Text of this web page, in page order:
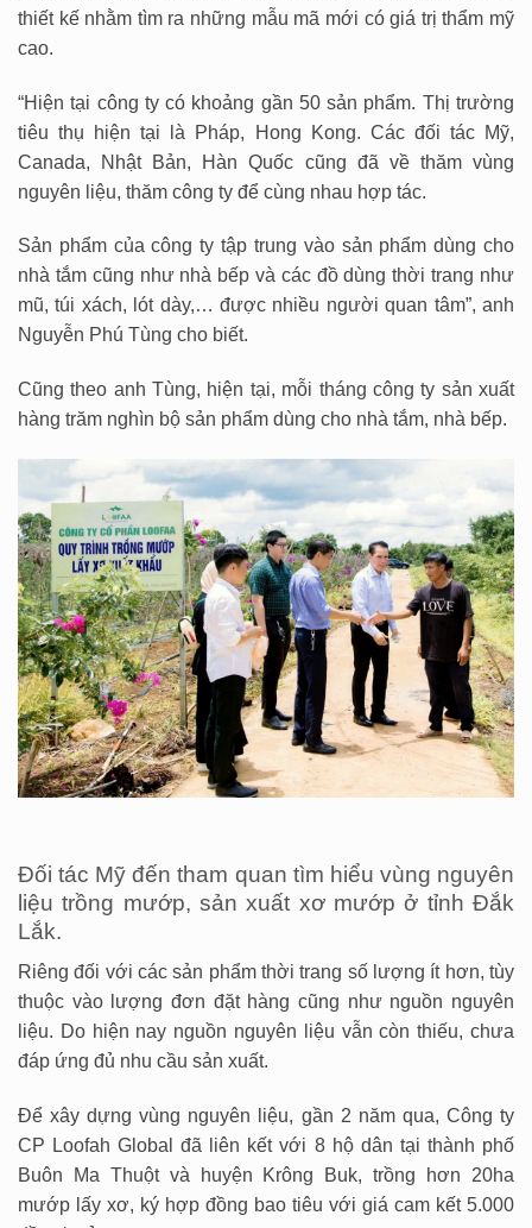
thiết kế nhằm tìm ra những mẫu mã mới có giá trị thẩm mỹ
cao.
“Hiện tại công ty có khoảng gần 50 sản phẩm. Thị trường
tiêu thụ hiện tại là Pháp, Hong Kong. Các đối tác Mỹ,
Canada, Nhật Bản, Hàn Quốc cũng đã về thăm vùng
nguyên liệu, thăm công ty để cùng nhau hợp tác.
Sản phẩm của công ty tập trung vào sản phẩm dùng cho
nhà tắm cũng như nhà bếp và các đồ dùng thời trang như
mũ, túi xách, lót dày,… được nhiều người quan tâm”, anh
Nguyễn Phú Tùng cho biết.
Cũng theo anh Tùng, hiện tại, mỗi tháng công ty sản xuất
hàng trăm nghìn bộ sản phẩm dùng cho nhà tắm, nhà bếp.
Đối tác Mỹ đến tham quan tìm hiểu vùng nguyên
liệu trồng mướp, sản xuất xơ mướp ở tỉnh Đắk
Lắk.
Riêng đối với các sản phẩm thời trang số lượng ít hơn, tùy
thuộc vào lượng đơn đặt hàng cũng như nguồn nguyên
liệu. Do hiện nay nguồn nguyên liệu vẫn còn thiếu, chưa
đáp ứng đủ nhu cầu sản xuất.
Để xây dựng vùng nguyên liệu, gần 2 năm qua, Công ty
CP Loofah Global đã liên kết với 8 hộ dân tại thành phố
Buôn Ma Thuột và huyện Krông Buk, trồng hơn 20ha
mướp lấy xơ, ký hợp đồng bao tiêu với giá cam kết 5.000